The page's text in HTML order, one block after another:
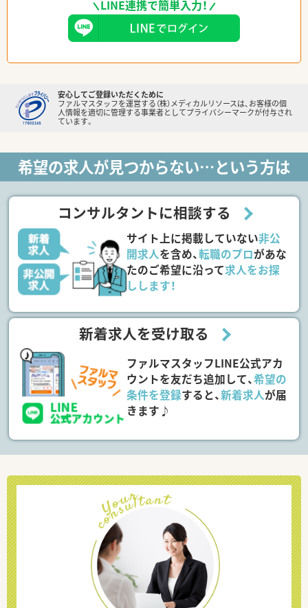
LINE連携で簡単入力！
安心してご登録いただくために
ファルマスタッフを運営する（株）メディカルリソースは、お客様の個
人情報を適切に管理する事業者としてプライバシーマークが付与され
ています。
希望の求人が見つからない…という方は
コンサルタントに相談する
サイト上に掲載していない非公
開求人を含め、転職のプロがあな
たのご希望に沿って求人をお探
しします！
新着求人を受け取る
ファルマスタッフLINE公式アカ
ウントを友だち追加して、希望の
条件を登録すると、新着求人が届
きます♪